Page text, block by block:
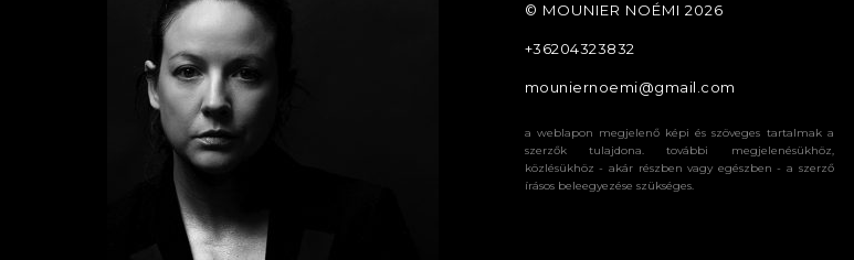
©️ MOUNIER NOÉMI 2026
+36204323832
mouniernoemi@gmail.com
a weblapon megjelenő képi és szöveges tartalmak a
szerzők tulajdona. további megjelenésükhöz,
közlésükhöz - akár részben vagy egészben - a szerző
írásos beleegyezése szükséges.